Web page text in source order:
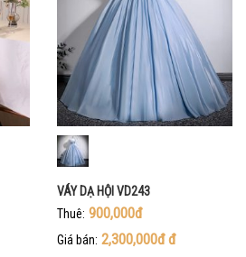
VÁY DẠ HỘI VD243
Thuê: 900,000đ
Giá bán: 2,300,000đđ